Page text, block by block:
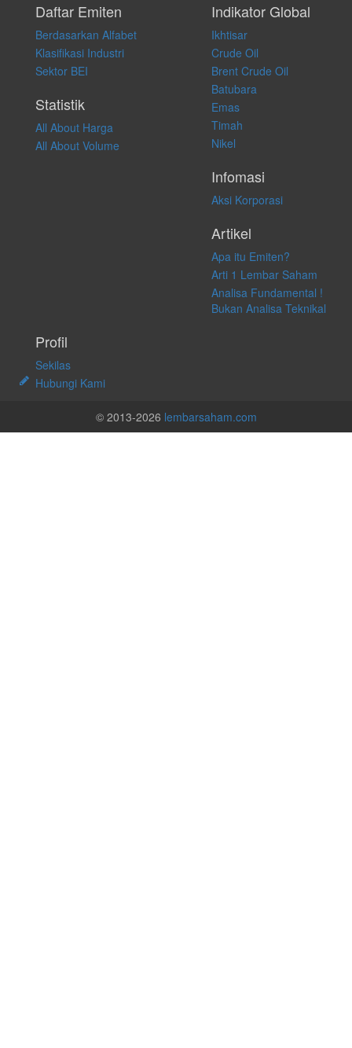
pribadi. Kami tidak memberi anjuran, saran, rekomendasi untuk
membeli, menjual atau melakukan aktivitas lain yang terkait dengan
transaksi perdagangan apapun, dan kami tidak bertanggung jawab
atas keputusan investasi yang dilakukan dalam kondisi dan situasi
apapun juga, yang diakibatkan secara langsung maupun tidak
langsung atas konten pada website ini.
Daftar Emiten
Berdasarkan Alfabet
Klasifikasi Industri
Sektor BEI
Statistik
All About Harga
All About Volume
Indikator Global
Ikhtisar
Crude Oil
Brent Crude Oil
Batubara
Emas
Timah
Nikel
Infomasi
Aksi Korporasi
Artikel
Apa itu Emiten?
Arti 1 Lembar Saham
Analisa Fundamental !
Bukan Analisa Teknikal
Profil
Sekilas
Hubungi Kami
© 2013-2026 lembarsaham.com